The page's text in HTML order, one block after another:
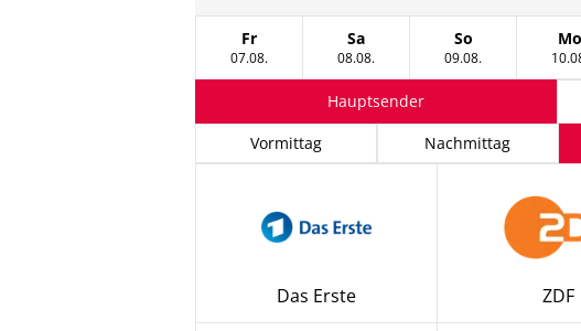
Freitag, 07 August
Fr
07.08. Samstag, 08 August
Sa
08.08. Sonntag, 09
So
09.08.
Mo
Hauptsender
Vormittag
Nachmittag
Das Erste ZDF